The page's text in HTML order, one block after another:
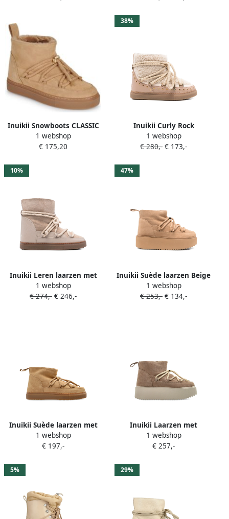
Inuikii Snowboots CLASSIC
LOW
1 webshop
€ 175,20
38%
Inuikii Curly Rock
enkellaarzen Beige
1 webshop
€ 280,- € 173,-
10%
Inuikii Leren laarzen met
suède kant Beige
1 webshop
€ 274,- € 246,-
47%
Inuikii Suède laarzen Beige
1 webshop
€ 253,- € 134,-
Inuikii Suède laarzen met
gevlochten kant Beige
1 webshop
€ 197,-
Inuikii Laarzen met
platform zool Beige
1 webshop
€ 257,-
5% 29%